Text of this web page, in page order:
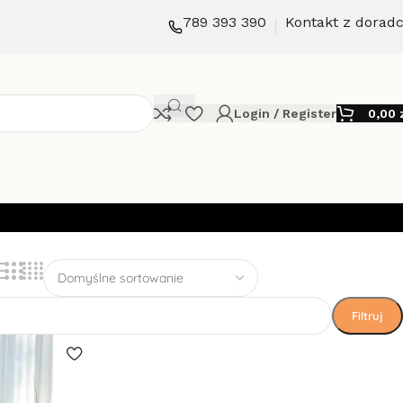
789 393 390 Kontakt z
Login / Register 0,00
Filtruj